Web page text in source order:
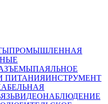
ПРОМЫШЛЕННАЯ
ПАЯЛЬНОЕ
ПИТАНИЯИНСТРУМЕНТ
ВИДЕОНАБЛЮДЕНИЕ